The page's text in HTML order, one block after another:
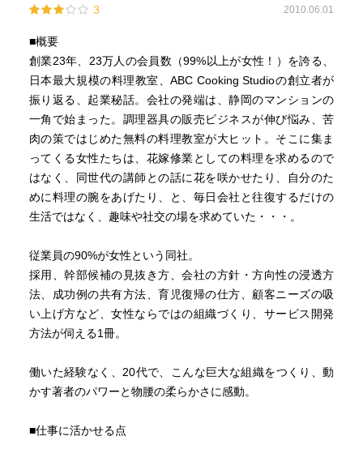
3 2010.06.01
■概要
創業23年、23万人の会員数（99%以上が女性！）を誇る、
日本最大規模の料理教室、ABC Cooking Studioの創立者が
振り返る、起業秘話。会社の発端は、静岡のマンションの
一角で始まった。調理器具の販売ビジネスが伸び悩み、苦
肉の策ではじめた無料の料理教室が大ヒット。そこに集ま
ってくる女性たちは、花嫁修業としての料理を求めるので
はなく、同世代の講師との話に花を咲かせたり、自分のた
めに料理の腕をあげたり、と、毎日会社と往復するだけの
生活ではなく、趣味や社交の場を求めていた・・・。
従業員の90%が女性という同社。
採用、幹部候補の見抜き方、会社の方針・方向性の浸透方
法、成功例の共有方法、育児復帰の仕方、顧客ニーズの吸
い上げ方など、女性ならではの組織づくり、サービス開発
方法が伺える1冊。
働いた経験なく、20代で、こんな巨大な組織をつくり、動
かす著者のパワーと物腰の柔らかさに感動。
■仕事に活かせる点